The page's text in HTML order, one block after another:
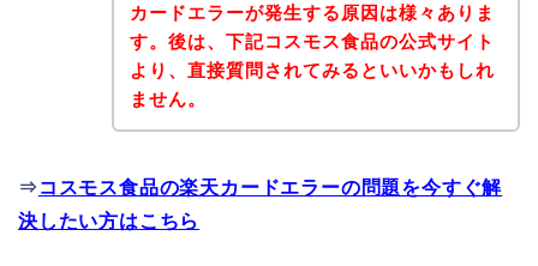
カードエラーが発生する原因は様々ありま
す。後は、下記コスモス食品の公式サイト
より、直接質問されてみるといいかもしれ
ません。
⇒ コスモス食品の楽天カードエラーの問題を今すぐ解
決したい方はこちら